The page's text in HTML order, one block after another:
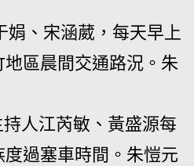
娟、宋涵葳，每天早上
區晨間交通路況。朱